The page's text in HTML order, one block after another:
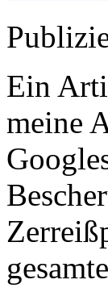
Ein
meine